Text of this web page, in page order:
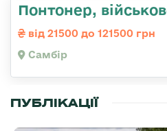
Понтонер,
від 21500 до 121500 грн
Самбір
ПУБЛІКАЦІЇ